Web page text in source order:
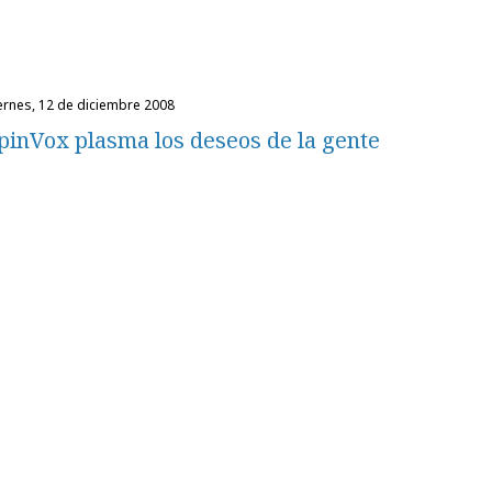
12 de diciembre 2008
plasma los deseos de la gente